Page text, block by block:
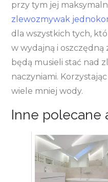
przy tym jej
zlewozmywak
dla wszystkich tych,
w wydajną i
będą musieli stać nad
naczyniami.
wiele mniej wody.
Inne polecane